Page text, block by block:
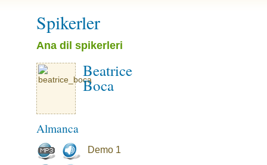
Spikerler
Ana dil spikerleri
Beatrice
Boca
Almanca
Demo 1